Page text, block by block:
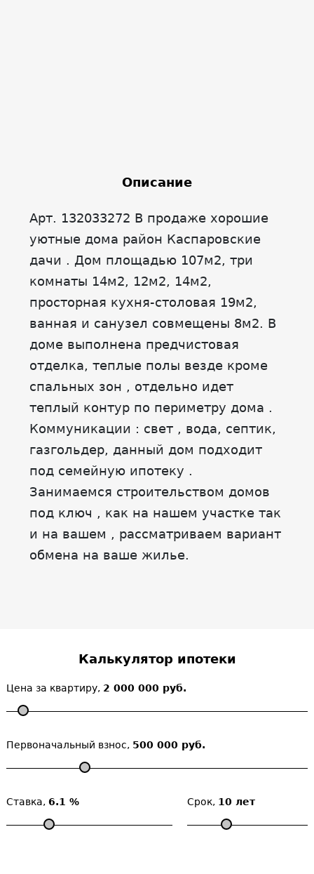
Описание
Арт. 132033272 В продаже хорошие
уютные дома район Каспаровские
дачи . Дом площадью 107м2, три
комнаты 14м2, 12м2, 14м2,
просторная кухня-столовая 19м2,
ванная и санузел совмещены 8м2. В
доме выполнена предчистовая
отделка, теплые полы везде кроме
спальных зон , отдельно идет
теплый контур по периметру дома .
Коммуникации : свет , вода, септик,
газгольдер, данный дом подходит
под семейную ипотеку .
Занимаемся строительством домов
под ключ , как на нашем участке так
и на вашем , рассматриваем вариант
обмена на ваше жилье.
Калькулятор ипотеки
Цена за квартиру, 2 000 000 руб.
Первоначальный взнос, 500 000 руб.
Ставка, 6.1 % Срок, 10 лет